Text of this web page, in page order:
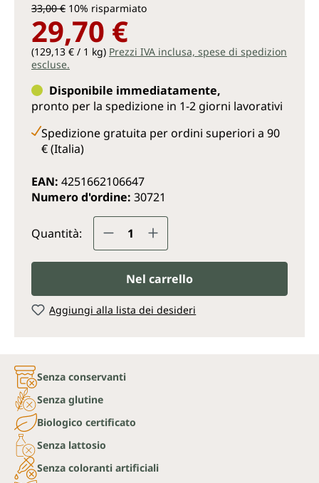
33,00 € 10% risparmiato
29,70 €
(129,13 € / 1 kg) Prezzi IVA inclusa, spese di spedizion
escluse.
Disponibile immediatamente,
pronto per la spedizione in 1-2 giorni lavorativi
Spedizione gratuita per ordini superiori a 90
€ (Italia)
EAN: 4251662106647
Numero d'ordine: 30721
Quantità: Quantità del prodotto:
Nel carrello
Aggiungi alla lista dei desideri
Senza conservanti
Senza glutine
Biologico certificato
Senza lattosio
Senza coloranti artificiali